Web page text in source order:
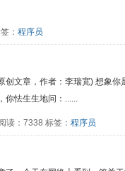
： 程序员
创文章，作者：李瑞宽) 想象
你怯生生地问：......
：7338 标签： 程序员